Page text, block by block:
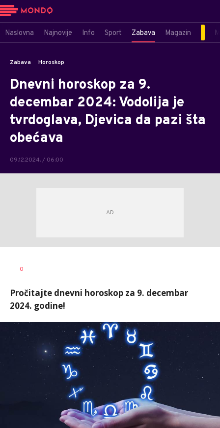
Naslovna Najnovije Info Sport Zabava Magazin
Zabava Horoskop
Dnevni horoskop za 9.
decembar 2024: Vodolija je
tvrdoglava, Djevica da pazi šta
obećava
09.12.2024. / 06:00
AUTOR
0
Pročitajte dnevni horoskop za 9. decembar
2024. godine!